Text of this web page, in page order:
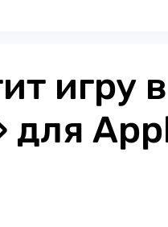
игру
для